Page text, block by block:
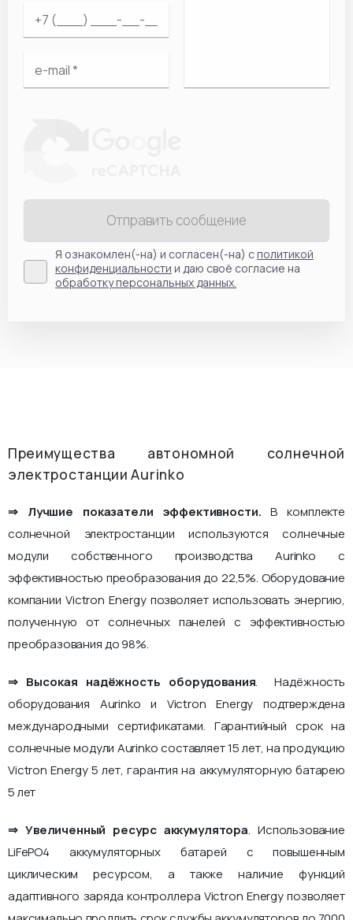
Отправить сообщение
Я ознакомлен(-на) и согласен(-на) сполитикой
конфиденциальности и даю своё согласие на
обработку персональных данных.
Преимущества автономной солнечной
электростанции Aurinko
⇒ Лучшие показатели эффективности.В комплекте
солнечной электростанции используются солнечные
модули собственного производства Aurinko с
эффективностью преобразования до 22,5%. Оборудование
компании Victron Energy позволяет использовать энергию,
полученную от солнечных панелей с эффективностью
преобразования до 98%.
⇒ Высокая надёжность оборудования. Надёжность
оборудования Aurinko и Victron Energy подтверждена
международными сертификатами. Гарантийный срок на
солнечные модули Aurinko составляет 15 лет, на продукцию
Victron Energy 5 лет, гарантия на аккумуляторную батарею
5 лет
⇒ Увеличенный ресурс аккумулятора. Использование
LiFePO4 аккумуляторных батарей с повышенным
циклическим ресурсом, а также наличие функций
адаптивного заряда контроллера Victron Energy позволяет